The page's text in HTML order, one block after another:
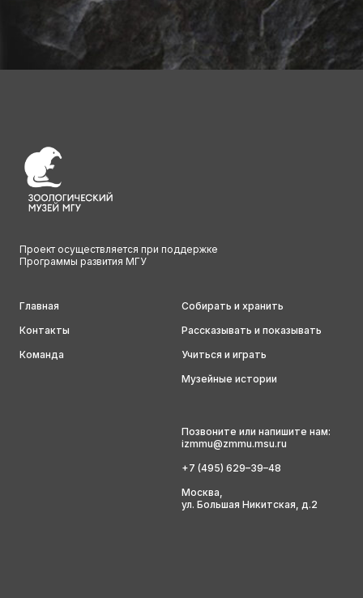
Проект осуществляется при поддержке
Программы развития МГУ
Главная
Контакты
Команда
Собирать и хранить
Рассказывать и показывать
Учиться и играть
Музейные истории
Позвоните или напишите нам:
izmmu@zmmu.msu.ru
+7 (495) 629–39–48
Москва,
ул. Большая Никитская, д.2